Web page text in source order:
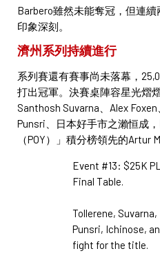
Barbero雖然未能奪冠，但連
印象深刻。
濟州系列持續進行
系列賽還有賽事尚未落幕，
打出冠軍。決賽桌陣容星光熠
Santhosh Suvarna、Alex
Punsri、日本好手市之瀨恒成
（POY）」積分榜領先的Artur
Event #13: $25K
Final Table.
Tollerene,
Punsri, Ichinose,
fight for the title.